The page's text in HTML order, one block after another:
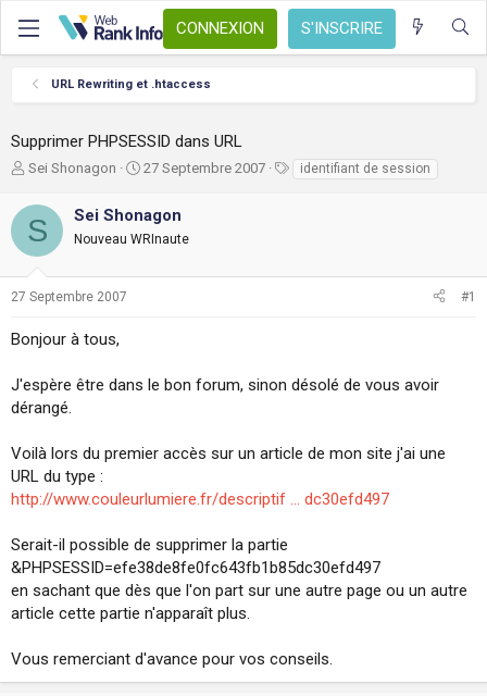
CONNEXION S'INSCRIRE
URL Rewriting et .htaccess
Supprimer PHPSESSID dans URL
A
t
e
u
e
a
i
s
s
s
i
n
Sei Shonagon
D
e
d
27 Septembre 2007 identifiant de session
S Sei Shonagon
Nouveau WRInaute
27 Septembre 2007 #1
Bonjour à tous,
J'espère être dans le bon forum, sinon désolé de vous avoir
dérangé.
Voilà lors du premier accès sur un article de mon site j'ai une
URL du type :
http://www.couleurlumiere.fr/descriptif ... dc30efd497
Serait-il possible de supprimer la partie
&PHPSESSID=efe38de8fe0fc643fb1b85dc30efd497
en sachant que dès que l'on part sur une autre page ou un autre
article cette partie n'apparaît plus.
Vous remerciant d'avance pour vos conseils.